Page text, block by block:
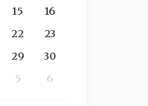
15
16
22
23
29
30
5 6